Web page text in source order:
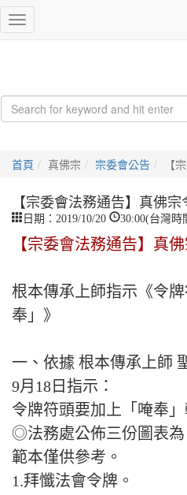
Toggle
navigation
首頁 真佛宗 宗委會公告 【
【宗委會法務通告】真佛宗
日期：2019/10/20 30:00(台灣時
【宗委會法務通告】真
根本傳承上師指示《令
奉」》
一、依據 根本傳承上師
9月18日指示：
令牌符頭要加上「唵奉」
◎法務處公佈三份圖表
範本僅供參考。
1.拜懺法會令牌。